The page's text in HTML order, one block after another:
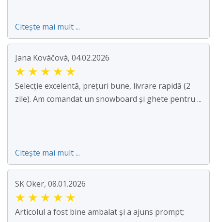
Citește mai mult ...
Jana Kováčová, 04.02.2026
★ ★ ★ ★ ★
Selecție excelentă, prețuri bune, livrare rapidă (2
zile). Am comandat un snowboard și ghete pentru ...
Citește mai mult ...
SK Oker, 08.01.2026
★ ★ ★ ★ ★
Articolul a fost bine ambalat și a ajuns prompt;